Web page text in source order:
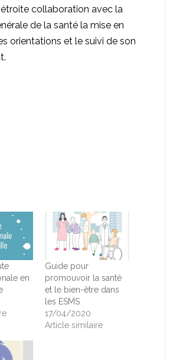
étroite collaboration avec la
de la santé la mise en
orientations et le suivi de son
en
Guide pour
promouvoir la santé
et le bien-être dans
les ESMS
17/04/2020
Article similaire